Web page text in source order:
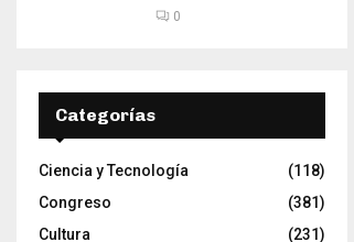
0
Categorías
Ciencia y Tecnología
(118)
Congreso
(381)
Cultura
(231)